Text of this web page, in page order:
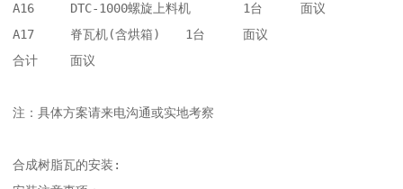
A16	DTC-1000螺旋上料机	1台	面议
A17	脊瓦机(含烘箱)	1台	面议
合计	面议
注：具体方案请来电沟通或实地考察
合成树脂瓦的安装: